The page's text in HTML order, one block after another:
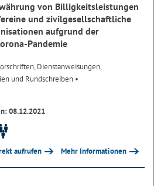
von Billigkeitsleistungen
und zivilgesellschaftliche
aufgrund der
Pandemie
Dienstanweisungen,
und Rundschreiben •
08.12.2021
aufrufen Mehr Informationen